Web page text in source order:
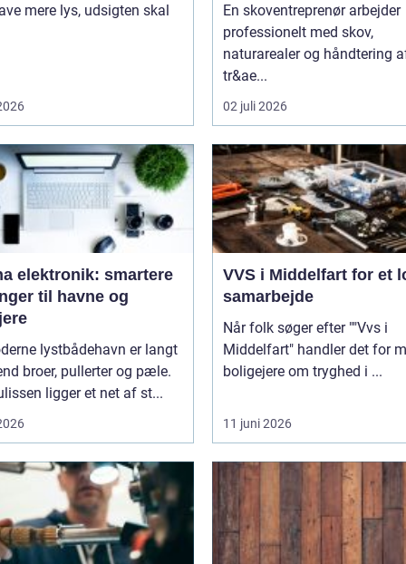
mere lys, udsigten skal
En skoventreprenør arbejder
professionelt med skov,
naturarealer og håndtering
tr&ae...
02 juli 2026
elektronik: smartere
til havne og
lystbådehavn er langt
broer, pullerter og pæle.
ligger et net af st...
VVS i Middelfart for et
samarbejde
Når folk søger efter ""Vvs i
Middelfart" handler det for
boligejere om tryghed i ...
11 juni 2026